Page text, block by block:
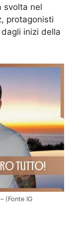
svolta nel
protagonisti
inizi della
(Fonte IG